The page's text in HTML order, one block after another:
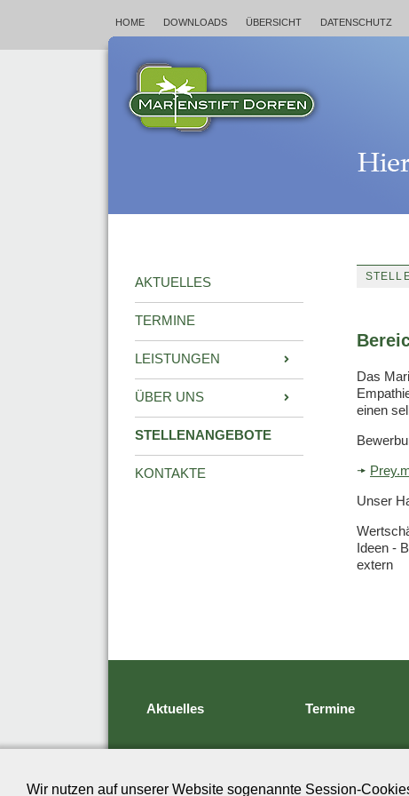
HOME DOWNLOADS ÜBERSICHT DATENSCHUTZ
AKTUELLES
TERMINE
LEISTUNGEN
ÜBER UNS
STELLENANGEBOTE
KONTAKTE
Das
einen
Unser
Ideen -
extern
Aktuelles Termine
Wir nutzen auf unserer Website sogenannte Session-